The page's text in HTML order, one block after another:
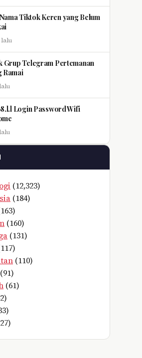
Tiktok Keren yang Belum
lalu
Grup Telegram Pertemanan
Ramai
Login Password Wifi
(12,323)
(184)
(160)
(131)
(110)
(91)
(61)